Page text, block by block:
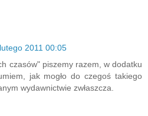
2011 00:05
czasów" piszemy razem, w dodatku
jak mogło do czegoś takiego
wydawnictwie zwłaszcza.